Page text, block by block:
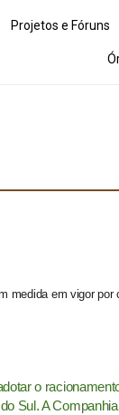
Projetos e Fóruns
medida em vigor por
o
Sul. A